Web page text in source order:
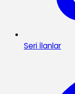
Seri İlanlar